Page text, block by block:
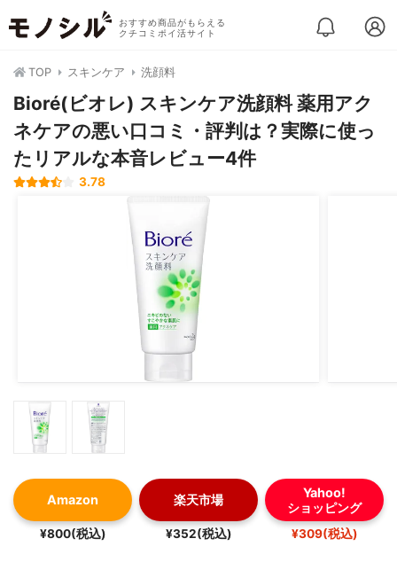
おすすめ商品がもらえる
クチコミポイ活サイト
TOP スキンケア 洗顔料
Bioré(ビオレ) スキンケア洗顔料 薬用アク
ネケアの悪い口コミ・評判は？実際に使っ
たリアルな本音レビュー4件
3.78
Amazon
¥800(税込)
楽天市場
¥352(税込)
Yahoo!
ショッピング
¥309(税込)